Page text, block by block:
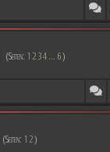
(Seiten: 1234... 6)
(Seiten: 12)